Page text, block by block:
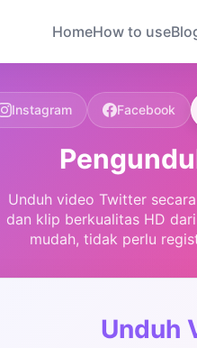
HomeHow to use
Instagram Facebook
Unduh video Twitter
dan klip berkualitas HD
mudah, tidak perlu
Unduh